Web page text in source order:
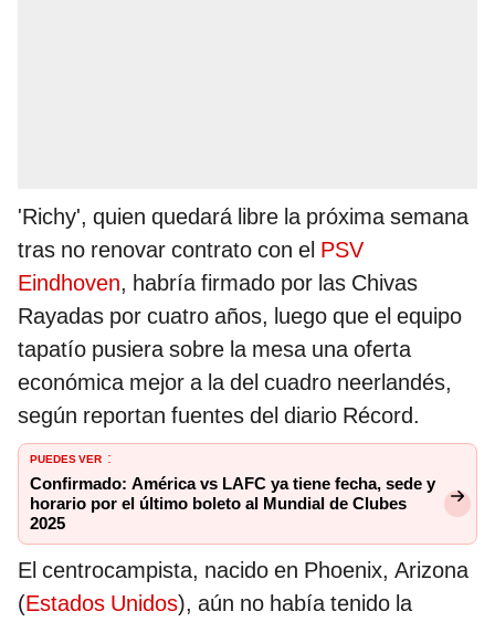
'Richy', quien quedará libre la próxima semana
tras no renovar contrato con el PSV
Eindhoven, habría firmado por las Chivas
Rayadas por cuatro años, luego que el equipo
tapatío pusiera sobre la mesa una oferta
económica mejor a la del cuadro neerlandés,
según reportan fuentes del diario Récord.
PUEDES VER :
Confirmado: América vs LAFC ya tiene fecha, sede y
horario por el último boleto al Mundial de Clubes
2025
El centrocampista, nacido en Phoenix, Arizona
(Estados Unidos), aún no había tenido la